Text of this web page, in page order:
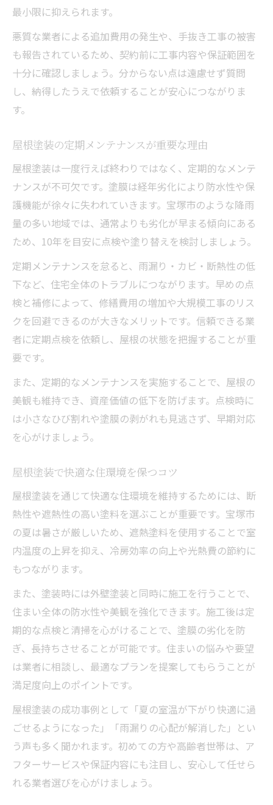
最小限に抑えられます。
悪質な業者による追加費用の発生や、手抜き工事の被害
も報告されているため、契約前に工事内容や保証範囲を
十分に確認しましょう。分からない点は遠慮せず質問
し、納得したうえで依頼することが安心につながりま
す。
屋根塗装の定期メンテナンスが重要な理由
屋根塗装は一度行えば終わりではなく、定期的なメンテ
ナンスが不可欠です。塗膜は経年劣化により防水性や保
護機能が徐々に失われていきます。宝塚市のような降雨
量の多い地域では、通常よりも劣化が早まる傾向にある
ため、10年を目安に点検や塗り替えを検討しましょう。
定期メンテナンスを怠ると、雨漏り・カビ・断熱性の低
下など、住宅全体のトラブルにつながります。早めの点
検と補修によって、修繕費用の増加や大規模工事のリス
クを回避できるのが大きなメリットです。信頼できる業
者に定期点検を依頼し、屋根の状態を把握することが重
要です。
また、定期的なメンテナンスを実施することで、屋根の
美観も維持でき、資産価値の低下を防げます。点検時に
は小さなひび割れや塗膜の剥がれも見逃さず、早期対応
を心がけましょう。
屋根塗装で快適な住環境を保つコツ
屋根塗装を通じて快適な住環境を維持するためには、断
熱性や遮熱性の高い塗料を選ぶことが重要です。宝塚市
の夏は暑さが厳しいため、遮熱塗料を使用することで室
内温度の上昇を抑え、冷房効率の向上や光熱費の節約に
もつながります。
また、塗装時には外壁塗装と同時に施工を行うことで、
住まい全体の防水性や美観を強化できます。施工後は定
期的な点検と清掃を心がけることで、塗膜の劣化を防
ぎ、長持ちさせることが可能です。住まいの悩みや要望
は業者に相談し、最適なプランを提案してもらうことが
満足度向上のポイントです。
屋根塗装の成功事例として「夏の室温が下がり快適に過
ごせるようになった」「雨漏りの心配が解消した」とい
う声も多く聞かれます。初めての方や高齢者世帯は、ア
フターサービスや保証内容にも注目し、安心して任せら
れる業者選びを心がけましょう。